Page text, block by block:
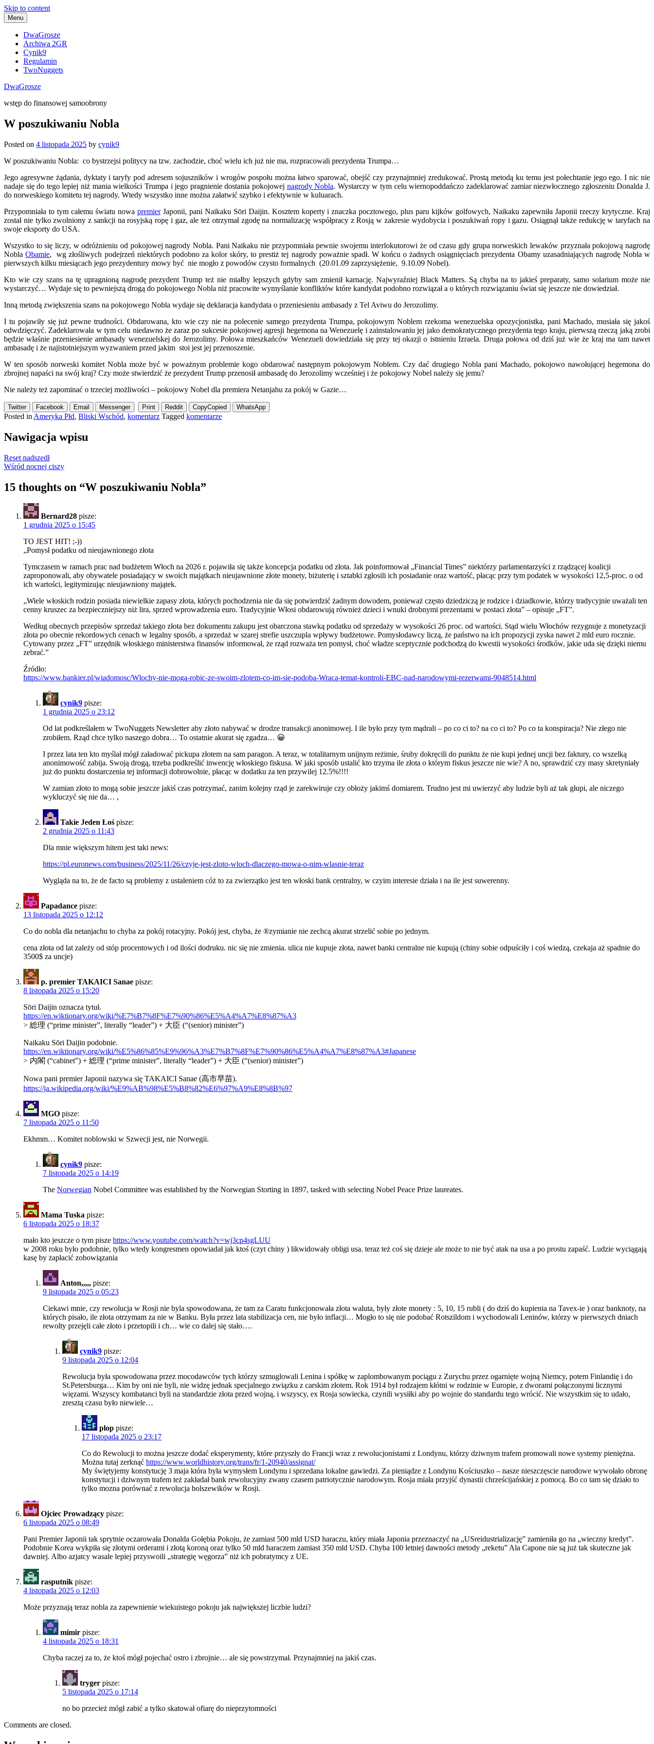
Skip to content
Menu
DwaGrosze
Archiwa 2GR
Cynik9
Regulamin
TwoNuggets
DwaGrosze
wstęp do finansowej samoobrony
W poszukiwaniu Nobla
Posted on 4 listopada 2025 by cynik9
W poszukiwaniu Nobla: co bystrzejsi politycy na tzw. zachodzie, choć wielu ich już nie ma, rozpracowali prezydenta Trumpa…
Jego agresywne żądania, dyktaty i taryfy pod adresem sojuszników i wrogów pospołu można łatwo sparować, obejść czy przynajmniej zredukować. Prostą metodą ku temu jest połechtanie jego ego. I nic nie
nadaje się do tego lepiej niż mania wielkości Trumpa i jego pragnienie dostania pokojowej nagrody Nobla. Wystarczy w tym celu wiernopoddańczo zadeklarować zamiar niezwłocznego zgłoszeniu Donalda J.
do norweskiego komitetu tej nagrody. Wtedy wszystko inne można załatwić szybko i efektywnie w kuluarach.
Przypomniała to tym całemu światu nowa premierJaponii, pani Naikaku Sōri Daijin. Kosztem koperty i znaczka pocztowego, plus paru kijków golfowych, Naikaku zapewniła Japonii rzeczy krytyczne. Kraj
został nie tylko zwolniony z sankcji na rosyjską ropę i gaz, ale też otrzymał zgodę na normalizację współpracy z Rosją w zakresie wydobycia i poszukiwań ropy i gazu. Osiągnął także redukcję w taryfach na
swoje eksporty do USA.
Wszystko to się liczy, w odróżnieniu od pokojowej nagrody Nobla. Pani Naikaku nie przypomniała pewnie swojemu interlokutorowi że od czasu gdy grupa norweskich lewaków przyznała pokojową nagrodę
NoblaObamie, wg złośliwych podejrzeń niektórych podobno za kolor skóry, to prestiż tej nagrody poważnie spadł. W końcu o żadnych osiągnięciach prezydenta Obamy uzasadniających nagrodę Nobla w
pierwszych kilku miesiącach jego prezydentury mowy być nie mogło z powodów czysto formalnych (20.01.09 zaprzysiężenie, 9.10.09 Nobel).
Kto wie czy szans na tę upragnioną nagrodę prezydent Trump też nie miałby lepszych gdyby sam zmienił karnację. Najwyraźniej Black Matters. Są chyba na to jakieś preparaty, samo solarium może nie
wystarczyć… Wydaje się to pewniejszą drogą do pokojowego Nobla niż pracowite wymyślanie konfliktów które kandydat podobno rozwiązał a o których rozwiązaniu świat się jeszcze nie dowiedział.
Inną metodą zwiększenia szans na pokojowego Nobla wydaje się deklaracja kandydata o przeniesieniu ambasady z Tel Aviwu do Jerozolimy.
I tu pojawiły się już pewne trudności. Obdarowana, kto wie czy nie na polecenie samego prezydenta Trumpa, pokojowym Noblem rzekoma wenezuelska opozycjonistka, pani Machado, musiała się jakoś
odwdzięczyć. Zadeklarowała w tym celu niedawno że zaraz po sukcesie pokojowej agresji hegemona na Wenezuelę i zainstalowaniu jej jako demokratycznego prezydenta tego kraju, pierwszą rzeczą jaką zrobi
będzie właśnie przeniesienie ambasady wenezuelskej do Jerozolimy. Połowa mieszkańców Wenezueli dowiedziała się przy tej okazji o istnieniu Izraela. Druga połowa od dziś już wie że kraj ma tam nawet
ambasadę i że najistotniejszym wyzwaniem przed jakim stoi jest jej przenoszenie.
W ten sposób norweski komitet Nobla może być w poważnym problemie kogo obdarować następnym pokojowym Noblem. Czy dać drugiego Nobla pani Machado, pokojowo nawołującej hegemona do
zbrojnej napaści na swój kraj? Czy może stwierdzić że prezydent Trump przenosił ambasadę do Jerozolimy wcześniej i że pokojowy Nobel należy się jemu?
Nie należy też zapominać o trzeciej możliwości – pokojowy Nobel dla premiera Netanjahu za pokój w Gazie…
Twitter Facebook Email Messenger Print Reddit CopyCopied WhatsApp
Posted in Ameryka Płd, Bliski Wschód, komentarz Tagged komentarze
Nawigacja wpisu
Reset nadszedł
Wśród nocnej ciszy
15 thoughts on “W poszukiwaniu Nobla”
Bernard28 pisze:
1 grudnia 2025 o 15:45
TO JEST HIT! ;-))
„Pomysł podatku od nieujawnionego złota
Tymczasem w ramach prac nad budżetem Włoch na 2026 r. pojawiła się także koncepcja podatku od złota. Jak poinformował „Financial Times” niektórzy parlamentarzyści z rządzącej koalicji
zaproponowali, aby obywatele posiadający w swoich majątkach nieujawnione złote monety, biżuterię i sztabki zgłosili ich posiadanie oraz wartość, płacąc przy tym podatek w wysokości 12,5-proc. o od
ich wartości, legitymizując nieujawniony majątek.
„Wiele włoskich rodzin posiada niewielkie zapasy złota, których pochodzenia nie da się potwierdzić żadnym dowodem, ponieważ często dziedziczą je rodzice i dziadkowie, którzy tradycyjnie uważali ten
cenny kruszec za bezpieczniejszy niż lira, sprzed wprowadzenia euro. Tradycyjnie Włosi obdarowują również dzieci i wnuki drobnymi prezentami w postaci złota” – opisuje „FT”.
Według obecnych przepisów sprzedaż takiego złota bez dokumentu zakupu jest obarczona stawką podatku od sprzedaży w wysokości 26 proc. od wartości. Stąd wielu Włochów rezygnuje z monetyzacji
złota po obecnie rekordowych cenach w legalny sposób, a sprzedaż w szarej strefie uszczupla wpływy budżetowe. Pomysłodawcy liczą, że państwo na ich propozycji zyska nawet 2 mld euro rocznie.
Cytowany przez „FT” urzędnik włoskiego ministerstwa finansów informował, że rząd rozważa ten pomysł, choć władze sceptycznie podchodzą do kwestii wysokości środków, jakie uda się dzięki niemu
zebrać.”
Źródło:
https://www.bankier.pl/wiadomosc/Wlochy-nie-moga-robic-ze-swoim-zlotem-co-im-sie-podoba-Wraca-temat-kontroli-EBC-nad-narodowymi-rezerwami-9048514.html
cynik9 pisze:
1 grudnia 2025 o 23:12
Od lat podkreślałem w TwoNuggets Newsletter aby złoto nabywać w drodze transakcji anonimowej. I ile było przy tym mądrali – po co ci to? na co ci to? Po co ta konspiracja? Nie złego nie
zrobiłem. Rząd chce tylko naszego dobra… To ostatnie akurat się zgadza… 😀
I przez lata ten kto myślał mógł załadować pickupa złotem na sam paragon. A teraz, w totalitarnym unijnym reżimie, śruby dokręcili do punktu że nie kupi jednej uncji bez faktury, co wszelką
anonimowość zabija. Swoją drogą, trzeba podkreślić inwencję włoskiego fiskusa. W jaki sposób ustalić kto trzyma ile złota o którym fiskus jeszcze nie wie? A no, sprawdzić czy masy skretyniały
już do punktu dostarczenia tej informacji dobrowolnie, płacąc w dodatku za ten przywilej 12.5%!!!!
W zamian złoto to mogą sobie jeszcze jakiś czas potrzymać, zanim kolejny rząd je zarekwiruje czy obłoży jakimś domiarem. Trudno jest mi uwierzyć aby ludzie byli aż tak głupi, ale niczego
wykluczyć się nie da… ,
Takie Jeden Łoś pisze:
2 grudnia 2025 o 11:43
Dla mnie większym hitem jest taki news:
https://pl.euronews.com/business/2025/11/26/czyje-jest-zloto-wloch-dlaczego-mowa-o-nim-wlasnie-teraz
Wygląda na to, że de facto są problemy z ustaleniem cóż to za zwierzątko jest ten włoski bank centralny, w czyim interesie działa i na ile jest suwerenny.
Papadance pisze:
13 listopada 2025 o 12:12
Co do nobla dla netanjachu to chyba za pokój rotacyjny. Pokój jest, chyba, że ®zymianie nie zechcą akurat strzelić sobie po jednym.
cena złota od lat zależy od stóp procentowych i od ilości dodruku. nic się nie zmienia. ulica nie kupuje złota, nawet banki centralne nie kupują (chiny sobie odpuściły i coś wiedzą, czekaja aż spadnie do
3500$ za uncje)
p. premier TAKAICI Sanae pisze:
8 listopada 2025 o 15:20
Sōri Daijin oznacza tytuł.
https://en.wiktionary.org/wiki/%E7%B7%8F%E7%90%86%E5%A4%A7%E8%87%A3
> 総理 (“prime minister”, literally “leader”) +‎ 大臣 (“(senior) minister”)
Naikaku Sōri Daijin podobnie.
https://en.wiktionary.org/wiki/%E5%86%85%E9%96%A3%E7%B7%8F%E7%90%86%E5%A4%A7%E8%87%A3#Japanese
> 内閣 (“cabinet”) +‎ 総理 (“prime minister”, literally “leader”) +‎ 大臣 (“(senior) minister”)
Nowa pani premier Japonii nazywa się TAKAICI Sanae (高市早苗).
https://ja.wikipedia.org/wiki/%E9%AB%98%E5%B8%82%E6%97%A9%E8%8B%97
MGO pisze:
7 listopada 2025 o 11:50
Ekhmm… Komitet noblowski w Szwecji jest, nie Norwegii.
cynik9 pisze:
7 listopada 2025 o 14:19
The Norwegian Nobel Committee was established by the Norwegian Storting in 1897, tasked with selecting Nobel Peace Prize laureates.
Mama Tuska pisze:
6 listopada 2025 o 18:37
mało kto jeszcze o tym pisze https://www.youtube.com/watch?v=wj3cp4sgLUU
w 2008 roku było podobnie, tylko wtedy kongresmen opowiadał jak ktoś (czyt chiny ) likwidowały obligi usa. teraz też coś się dzieje ale może to nie być atak na usa a po prostu zapaść. Ludzie wyciągają
kasę by zapłacić zobowiązania
Anton,,,,, pisze:
9 listopada 2025 o 05:23
Ciekawi mnie, czy rewolucja w Rosji nie byla spowodowana, że tam za Caratu funkcjonowała złota waluta, były złote monety : 5, 10, 15 rubli ( do dziś do kupienia na Tavex-ie ) oraz banknoty, na
których pisało, ile złota otrzymam za nie w Banku. Była przez lata stabilizacja cen, nie było inflacji… Mogło to się nie podobać Rotszildom i wychodowali Leninów, którzy w pierwszych dniach
rewolty przejęli całe złoto i przetopili i ch… wie co dalej się stało….
cynik9 pisze:
9 listopada 2025 o 12:04
Rewolucja była spowodowana przez mocodawców tych którzy szmuglowali Lenina i spółkę w zaplombowanym pociągu z Zurychu przez ogarnięte wojną Niemcy, potem Finlandię i do
St.Petersburga… Kim by oni nie byli, nie widzę jednak specjalnego związku z carskim złotem. Rok 1914 był rodzajem kłótni w rodzinie w Europie, z dworami połączonymi licznymi
więzami. Wszyscy kombatanci byli na standardzie złota przed wojną, i wszyscy, ex Rosja sowiecka, czynili wysiłki aby po wojnie do standardu tego wrócić. Nie wszystkim się to udało,
zresztą czasu było niewiele…
plop pisze:
17 listopada 2025 o 23:17
Co do Rewolucji to można jeszcze dodać eksperymenty, które przyszły do Francji wraz z rewolucjonistami z Londynu, którzy dziwnym trafem promowali nowe systemy pieniężna.
Można tutaj zerknąć https://www.worldhistory.org/trans/fr/1-20940/assignat/
My świętyjemy konstytucję 3 maja która była wymysłem Londynu i sprzedana lokalne gawiedzi. Za pieniądze z Londynu Kościuszko – nasze nieszczęscie narodowe wywołało obronę
konstytucji i dziwnym trafem też zakładał bank rewolucyjny zwany czasem patriotycznie narodowym. Rosja miała przyjść dynastii chrześcijańskiej z pomocą. Bo co tam się działo to
tylko mozna porównać z rewolucja bolszewików w Rosji.
Ojciec Prowadzący pisze:
6 listopada 2025 o 08:49
Pani Premier Japonii tak sprytnie oczarowała Donalda Gołębia Pokoju, że zamiast 500 mld USD haraczu, który miała Japonia przeznaczyć na „USreidustrializację” zamieniła go na „wieczny kredyt”.
Podobnie Korea wykpiła się złotymi orderami i złotą koroną oraz tylko 50 mld haraczem zamiast 350 mld USD. Chyba 100 letniej dawności metody „reketu” Ala Capone nie są już tak skuteczne jak
dawniej. Albo azjatcy wasale lepiej przyswoili „strategię węgorza” niż ich pobratymcy z UE.
rasputnik pisze:
4 listopada 2025 o 12:03
Może przyznają teraz nobla za zapewnienie wiekuistego pokoju jak największej liczbie ludzi?
mimir pisze:
4 listopada 2025 o 18:31
Chyba raczej za to, że ktoś mógł pojechać ostro i zbrojnie… ale się powstrzymał. Przynajmniej na jakiś czas.
tryger pisze:
5 listopada 2025 o 17:14
no bo przecież mógł zabić a tylko skatował ofiarę do nieprzytomności
Comments are closed.